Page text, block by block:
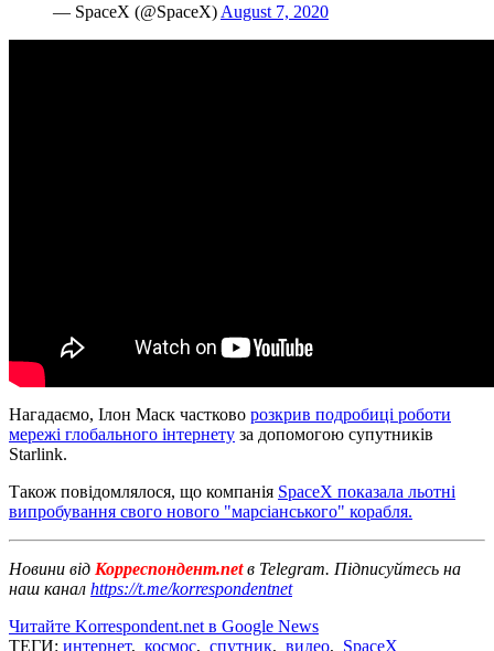
— SpaceX (@SpaceX) August 7, 2020
Нагадаємо, Ілон Маск частково розкрив подробиці роботи
мережі глобального інтернету за допомогою супутників
Starlink.
Також повідомлялося, що компанія SpaceX показала льотні
випробування свого нового "марсіанського" корабля.
Новини від Корреспондент.netв Telegram. Підписуйтесь на
наш канал https://t.me/korrespondentnet
Читайте Korrespondent.net в Google News
ТЕГИ: интернет, космос, спутник, видео, SpaceX